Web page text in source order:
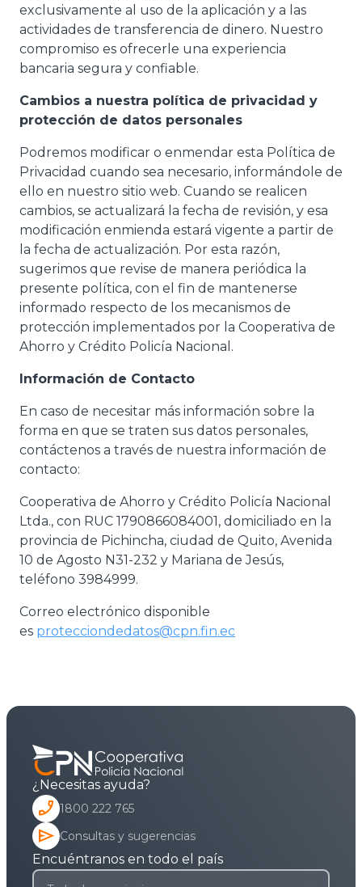
exclusivamente al uso de la aplicación y a las
actividades de transferencia de dinero. Nuestro
compromiso es ofrecerle una experiencia
bancaria segura y confiable.
Cambios a nuestra política de privacidad y
protección de datos personales
Podremos modificar o enmendar esta Política de
Privacidad cuando sea necesario, informándole de
ello en nuestro sitio web. Cuando se realicen
cambios, se actualizará la fecha de revisión, y esa
modificación enmienda estará vigente a partir de
la fecha de actualización. Por esta razón,
sugerimos que revise de manera periódica la
presente política, con el fin de mantenerse
informado respecto de los mecanismos de
protección implementados por la Cooperativa de
Ahorro y Crédito Policía Nacional.
Información de Contacto
En caso de necesitar más información sobre la
forma en que se traten sus datos personales,
contáctenos a través de nuestra información de
contacto:
Cooperativa de Ahorro y Crédito Policía Nacional
Ltda., con RUC 1790866084001, domiciliado en la
provincia de Pichincha, ciudad de Quito, Avenida
10 de Agosto N31-232 y Mariana de Jesús,
teléfono 3984999.
Correo electrónico disponible
es protecciondedatos@cpn.fin.ec
¿Necesitas ayuda?
phone_enabled 1800 222 765
send Consultas y sugerencias
Encuéntranos en todo el país